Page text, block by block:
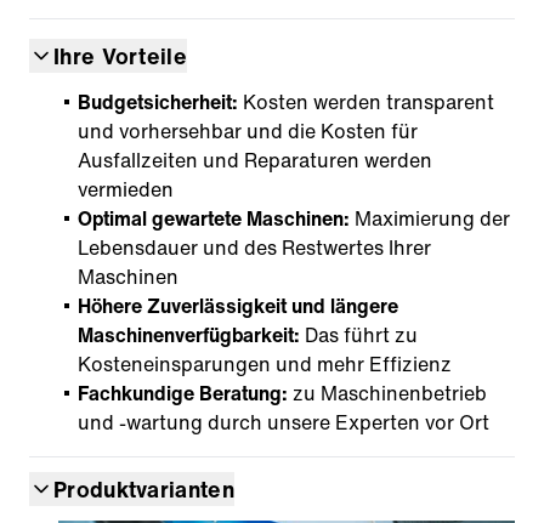
Ihre Vorteile
Budgetsicherheit: Kosten werden transparent
und vorhersehbar und die Kosten für
Ausfallzeiten und Reparaturen werden
vermieden
Optimal gewartete Maschinen: Maximierung der
Lebensdauer und des Restwertes Ihrer
Maschinen
Höhere Zuverlässigkeit und längere
Maschinenverfügbarkeit: Das führt zu
Kosteneinsparungen und mehr Effizienz
Fachkundige Beratung: zu Maschinenbetrieb
und -wartung durch unsere Experten vor Ort
Produktvarianten